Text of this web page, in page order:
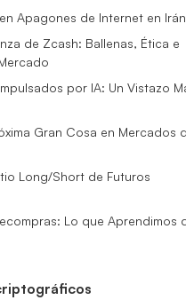
Apagones de Internet en Irán
de Zcash: Ballenas, Ética e
por IA: Un Vistazo
Gran Cosa en Mercados
Long/Short de Futuros
Lo que Aprendimos